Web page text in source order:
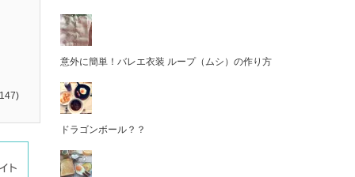
意外に簡単！バレエ衣装 ループ（ムシ）の作り方
ドラゴンボール？？